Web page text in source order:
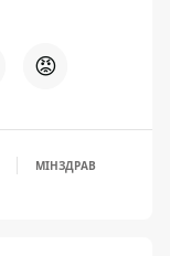
😡
МІНЗДРАВ